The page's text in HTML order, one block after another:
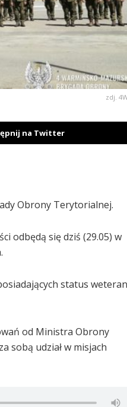
zdj.
na Twitter
Obrony Terytorialnej.
odbędą się dziś (29.05) w
status
od Ministra Obrony
sobą udział w misjach